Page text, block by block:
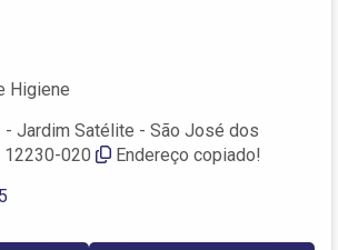
Higiene
- Jardim Satélite - São José dos
12230-020
Endereço copiado!